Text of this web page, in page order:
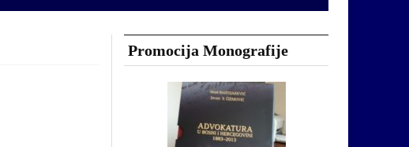
Promocija Monografije